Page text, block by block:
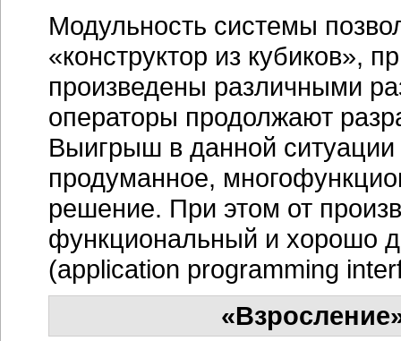
Модульность системы
«конструктор из кубиков»,
произведены различными
операторы продолжают
Выигрыш в данной ситуации
продуманное,
решение. При этом от
функциональный и хорошо
(application programming